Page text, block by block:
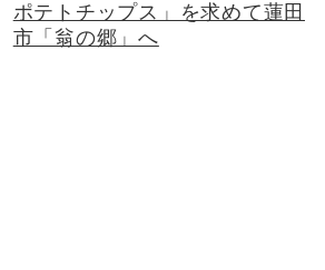
ポテトチップス」を求めて蓮田
市「翁の郷」へ